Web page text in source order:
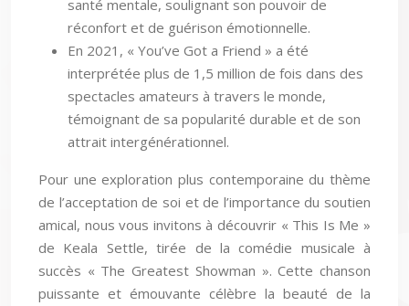
santé mentale, soulignant son pouvoir de
réconfort et de guérison émotionnelle.
En 2021, « You’ve Got a Friend » a été
interprétée plus de 1,5 million de fois dans des
spectacles amateurs à travers le monde,
témoignant de sa popularité durable et de son
attrait intergénérationnel.
Pour une exploration plus contemporaine du thème
de l’acceptation de soi et de l’importance du soutien
amical, nous vous invitons à découvrir « This Is Me »
de Keala Settle, tirée de la comédie musicale à
succès « The Greatest Showman ». Cette chanson
puissante et émouvante célèbre la beauté de la